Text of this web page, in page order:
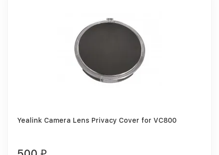
Yealink Camera Lens Privacy Cover for VC800